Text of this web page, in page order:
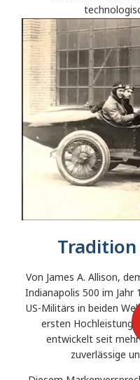
Von James A. Allison,
Indianapolis 500 im Jahr
US-Militärs in beiden
ersten
entwickelt seit
zuverlässige